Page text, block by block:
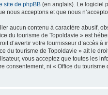
site de phpBB (en anglais). Le logiciel
nous acceptons et que nous
aucun contenu à caractère abusif,
du tourisme de Topoldavie » est
d’avertir votre fournisseur d’accès
du tourisme de Topoldavie » ait le
vous acceptez que toutes les
consentement, ni « Office du